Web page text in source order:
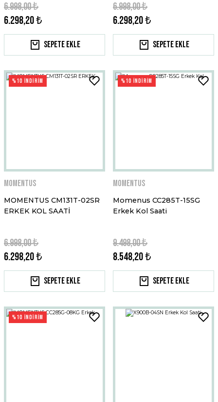
6.298,20 ₺
6.998,00 ₺
Sepete Ekle
6.298,20 ₺
6.998,00 ₺
Sepete Ekle
%10 İNDİRİM
Momentus
MOMENTUS CM131T-02SR
ERKEK KOL SAATİ
6.298,20 ₺
6.998,00 ₺
Sepete Ekle
%10 İNDİRİM
Momentus
Momenus CC285T-15SG
Erkek Kol Saati
8.548,20 ₺
9.498,00 ₺
Sepete Ekle
%10 İNDİRİM